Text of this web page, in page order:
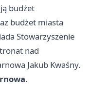
budżet
budżet miasta
Stowarzyszenie
nad
Jakub Kwaśny.
.